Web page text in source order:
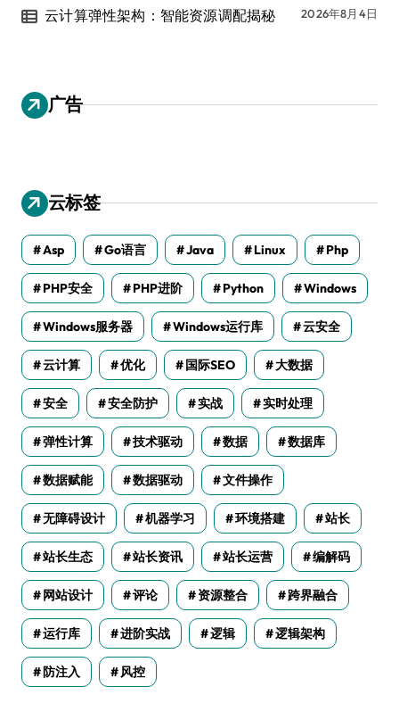
云计算弹性架构：智能资源调配揭秘 2026年8月4日
广告
云标签
Asp Go语言 Java Linux Php
PHP安全 PHP进阶 Python Windows
Windows服务器 Windows运行库 云安全
云计算 优化 国际SEO 大数据
安全 安全防护 实战 实时处理
弹性计算 技术驱动 数据 数据库
数据赋能 数据驱动 文件操作
无障碍设计 机器学习 环境搭建 站长
站长生态 站长资讯 站长运营 编解码
网站设计 评论 资源整合 跨界融合
运行库 进阶实战 逻辑 逻辑架构
防注入 风控